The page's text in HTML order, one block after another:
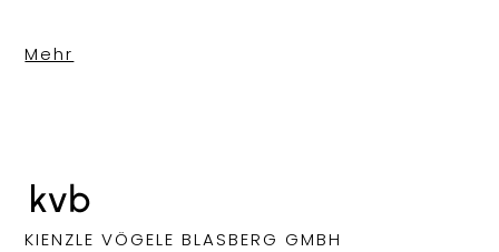
Mehr
KIENZLE VÖGELE BLASBERG GMBH